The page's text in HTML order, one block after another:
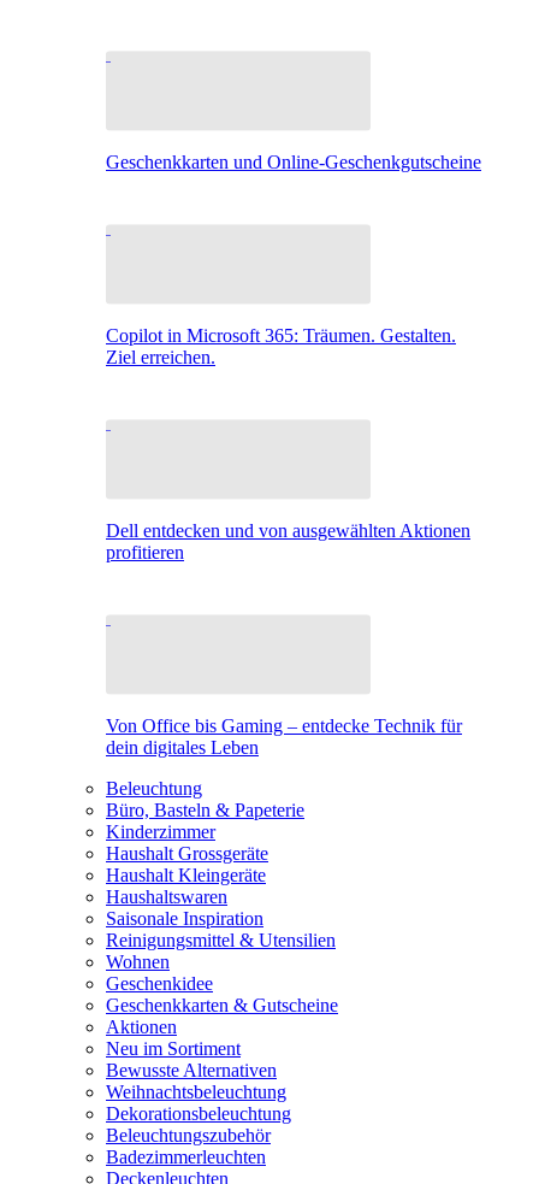
Geschenkkarten und Online-Geschenkgutscheine
Copilot in Microsoft 365: Träumen. Gestalten.
Ziel erreichen.
Dell entdecken und von ausgewählten Aktionen
profitieren
Von Office bis Gaming – entdecke Technik für
dein digitales Leben
Beleuchtung
Büro, Basteln & Papeterie
Kinderzimmer
Haushalt Grossgeräte
Haushalt Kleingeräte
Haushaltswaren
Saisonale Inspiration
Reinigungsmittel & Utensilien
Wohnen
Geschenkidee
Geschenkkarten & Gutscheine
Aktionen
Neu im Sortiment
Bewusste Alternativen
Weihnachtsbeleuchtung
Dekorationsbeleuchtung
Beleuchtungszubehör
Badezimmerleuchten
Deckenleuchten